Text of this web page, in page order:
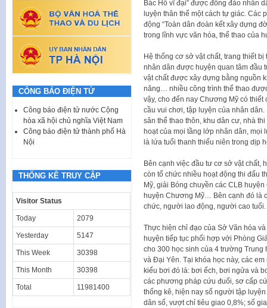
Bác Hồ vĩ đại” được đông đảo nhân
luyện thân thể một cách tự giác. Các
động “Toàn dân đoàn kết xây dựng
trong lĩnh vực văn hóa, thể thao của
Hệ thống cơ sở vật chất, trang thiết
nhân dân được huyện quan tâm đầu
vật chất được xây dựng bằng nguồn
năng… nhiều công trình thể thao
vậy, cho đến nay Chương Mỹ có
cầu vui chơi, tập luyện của nhân
sân thể thao thôn, khu dân cư, nhà
hoạt của mọi tầng lớp nhân dân, mọi
là lứa tuổi thanh thiếu niên trong dịp
Bên cạnh việc đầu tư cơ sở vật chất,
còn tổ chức nhiều hoạt động thi đấu
Mỹ, giải Bóng chuyền các CLB
huyện Chương Mỹ… Bên cạnh đó là
chức, người lao động, người cao tuổi.
Thực hiện chỉ đạo của Sở Văn hóa
huyện tiếp tục phối hợp với Phòng
cho 300 học sinh của 4 trường
và Đại Yên. Tại khóa học này, các
kiểu bơi đó là: bơi ếch, bơi ngửa và
các phương pháp cứu đuối, sơ cấp
thống kê, hiện nay số người tập
dân số, vượt chỉ tiêu giao 0,8%; số
CÔNG BÁO ĐIỆN TỬ
Công báo điện tử nước Cộng
hòa xã hội chủ nghĩa Việt Nam
Công báo điện tử thành phố Hà
Nội
THỐNG KÊ TRUY CẬP
Visitor Status
Today 2079
Yesterday 5147
This Week 30398
This Month 30398
Total 11981400